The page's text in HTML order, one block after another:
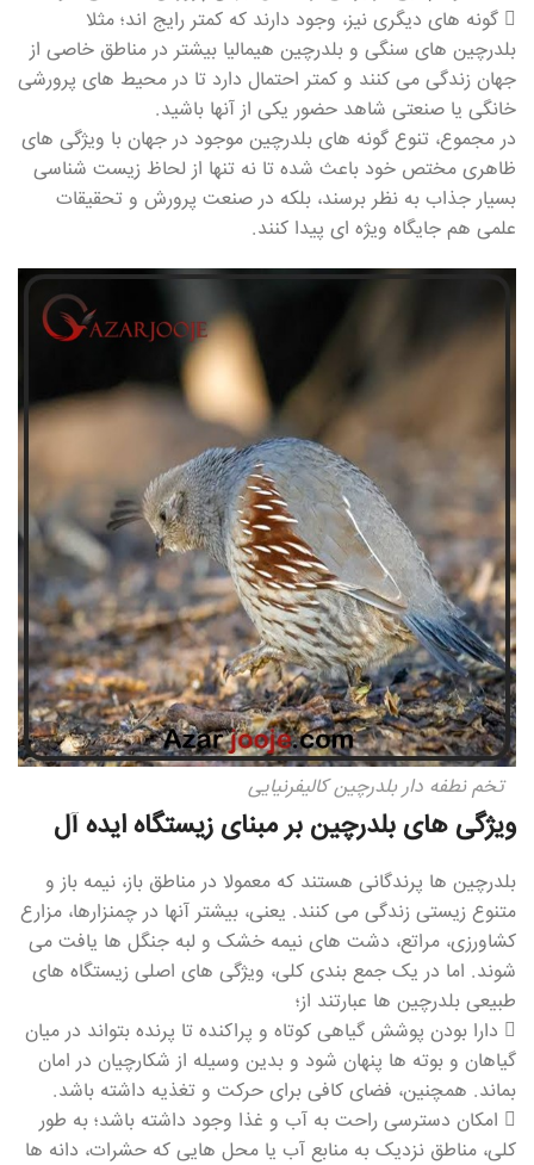
 گونه های دیگری نیز، وجود دارند که کمتر رایج اند؛ مثلا
بلدرچین های سنگی و بلدرچین هیمالیا بیشتر در مناطق خاصی از
جهان زندگی می کنند و کمتر احتمال دارد تا در محیط های پرورشی
خانگی یا صنعتی شاهد حضور یکی از آنها باشید.
در مجموع، تنوع گونه های بلدرچین موجود در جهان با ویژگی های
ظاهری مختص خود باعث شده تا نه تنها از لحاظ زیست شناسی
بسیار جذاب به نظر برسند، بلکه در صنعت پرورش و تحقیقات
علمی هم جایگاه ویژه ای پیدا کنند.
تخم نطفه دار بلدرچین کالیفرنیایی
ویژگی های بلدرچین بر مبنای زیستگاه ایده آل
بلدرچین ها پرندگانی هستند که معمولا در مناطق باز، نیمه باز و
متنوع زیستی زندگی می کنند. یعنی، بیشتر آنها در چمنزارها، مزارع
کشاورزی، مراتع، دشت های نیمه خشک و لبه جنگل ها یافت می
شوند. اما در یک جمع بندی کلی، ویژگی های اصلی زیستگاه های
طبیعی بلدرچین ها عبارتند از؛
 دارا بودن پوشش گیاهی کوتاه و پراکنده تا پرنده بتواند در میان
گیاهان و بوته ها پنهان شود و بدین وسیله از شکارچیان در امان
بماند. همچنین، فضای کافی برای حرکت و تغذیه داشته باشد.
 امکان دسترسی راحت به آب و غذا وجود داشته باشد؛ به طور
کلی، مناطق نزدیک به منابع آب یا محل هایی که حشرات، دانه ها